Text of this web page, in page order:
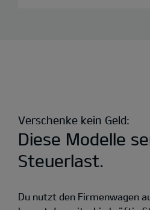
Verschenke kein Geld:
Diese Modelle
Steuerlast.
Du nutzt den Firmenwagen